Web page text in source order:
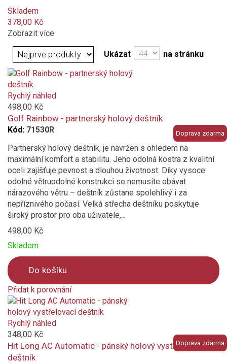
vícebarevný
transparentní
bílá
modrá
fialová
růžová
oranžová světle
světle šedá
černá
Skladem
378,00 Kč
Zobrazit více
Ukázat na stránku
Doprava zdarma
Rychlý náhled
498,00 Kč
Golf Rainbow - partnerský holový deštník
Kód: 71530R
Partnerský holový deštník, je navržen s ohledem na
maximální komfort a stabilitu. Jeho odolná kostra z kvalitní
oceli zajišťuje pevnost a dlouhou životnost. Díky vysoce
odolné větruodolné konstrukci se nemusíte obávat
nárazového větru – deštník zůstane spolehlivý i za
nepříznivého počasí. Velká střecha deštníku poskytuje
široký prostor pro oba uživatele,...
498,00 Kč
Skladem
Do košíku
Přidat k porovnání
Product
is
added
to
compare
Doprava zdarma
Rychlý náhled
348,00 Kč
Hit Long AC Automatic - pánský holový vystřelovací
deštník